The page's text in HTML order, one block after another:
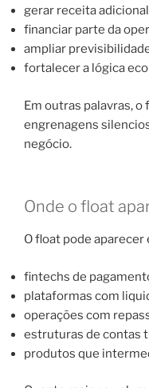
gerar receita adicional
financiar parte da
ampliar
fortalecer a lógica
Em outras palavras, o
engrenagens
negócio.
Onde o float
O float pode
fintechs de
plataformas com
operações com
estruturas de contas
produtos que